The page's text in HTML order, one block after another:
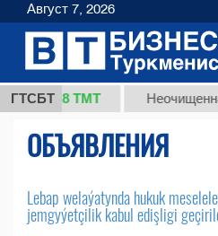
ГТСБТ37,8 ТМТ
ОБЪЯВЛЕНИЯ
Lebap welaýatynda hukuk
jemgyýetçilik kabul edişligi
Август 7, 2026